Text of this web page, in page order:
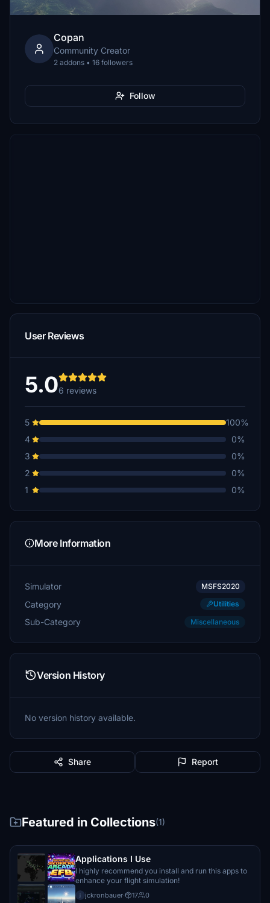
Copan
Community Creator
2 addons • 16 followers
Follow
User Reviews
5.06 reviews
5
100%
4
0%
3
0%
2
0%
1
0%
More Information
Simulator MSFS2020
Category Utilities
Sub-Category Miscellaneous
Version History
No version history available.
Share Report
Featured in Collections(1)
Applications I Use
I highly recommend you install and run this apps to
enhance your flight simulation!
j jckronbauer· 17 0